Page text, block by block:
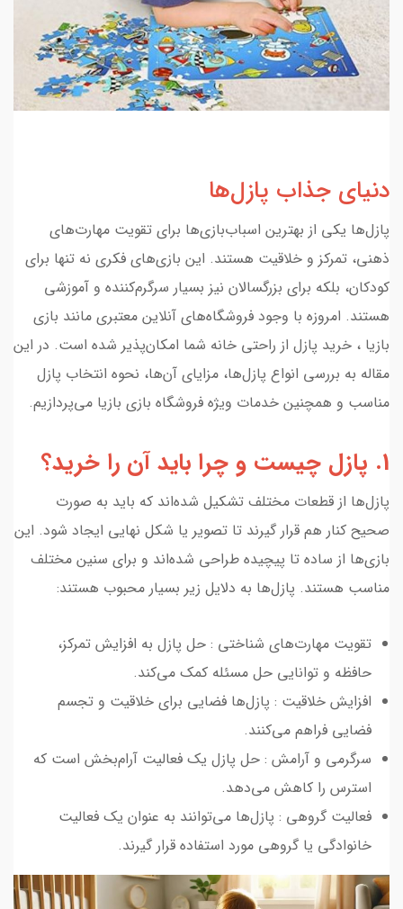
دنیای جذاب پازل‌ها
پازل‌ها یکی از بهترین اسباب‌بازی‌ها برای تقویت مهارت‌های
ذهنی، تمرکز و خلاقیت هستند. این بازی‌های فکری نه تنها برای
کودکان، بلکه برای بزرگسالان نیز بسیار سرگرم‌کننده و آموزشی
هستند. امروزه با وجود فروشگاه‌های آنلاین معتبری مانند بازی
بازیا ، خرید پازل از راحتی خانه شما امکان‌پذیر شده است. در این
مقاله به بررسی انواع پازل‌ها، مزایای آن‌ها، نحوه انتخاب پازل
مناسب و همچنین خدمات ویژه فروشگاه بازی بازیا می‌پردازیم.
1. پازل چیست و چرا باید آن را خرید؟
پازل‌ها از قطعات مختلف تشکیل شده‌اند که باید به صورت
صحیح کنار هم قرار گیرند تا تصویر یا شکل نهایی ایجاد شود. این
بازی‌ها از ساده تا پیچیده طراحی شده‌اند و برای سنین مختلف
مناسب هستند. پازل‌ها به دلایل زیر بسیار محبوب هستند:
تقویت مهارت‌های شناختی : حل پازل به افزایش تمرکز،
حافظه و توانایی حل مسئله کمک می‌کند.
افزایش خلاقیت : پازل‌ها فضایی برای خلاقیت و تجسم
فضایی فراهم می‌کنند.
سرگرمی و آرامش : حل پازل یک فعالیت آرام‌بخش است که
استرس را کاهش می‌دهد.
فعالیت گروهی : پازل‌ها می‌توانند به عنوان یک فعالیت
خانوادگی یا گروهی مورد استفاده قرار گیرند.